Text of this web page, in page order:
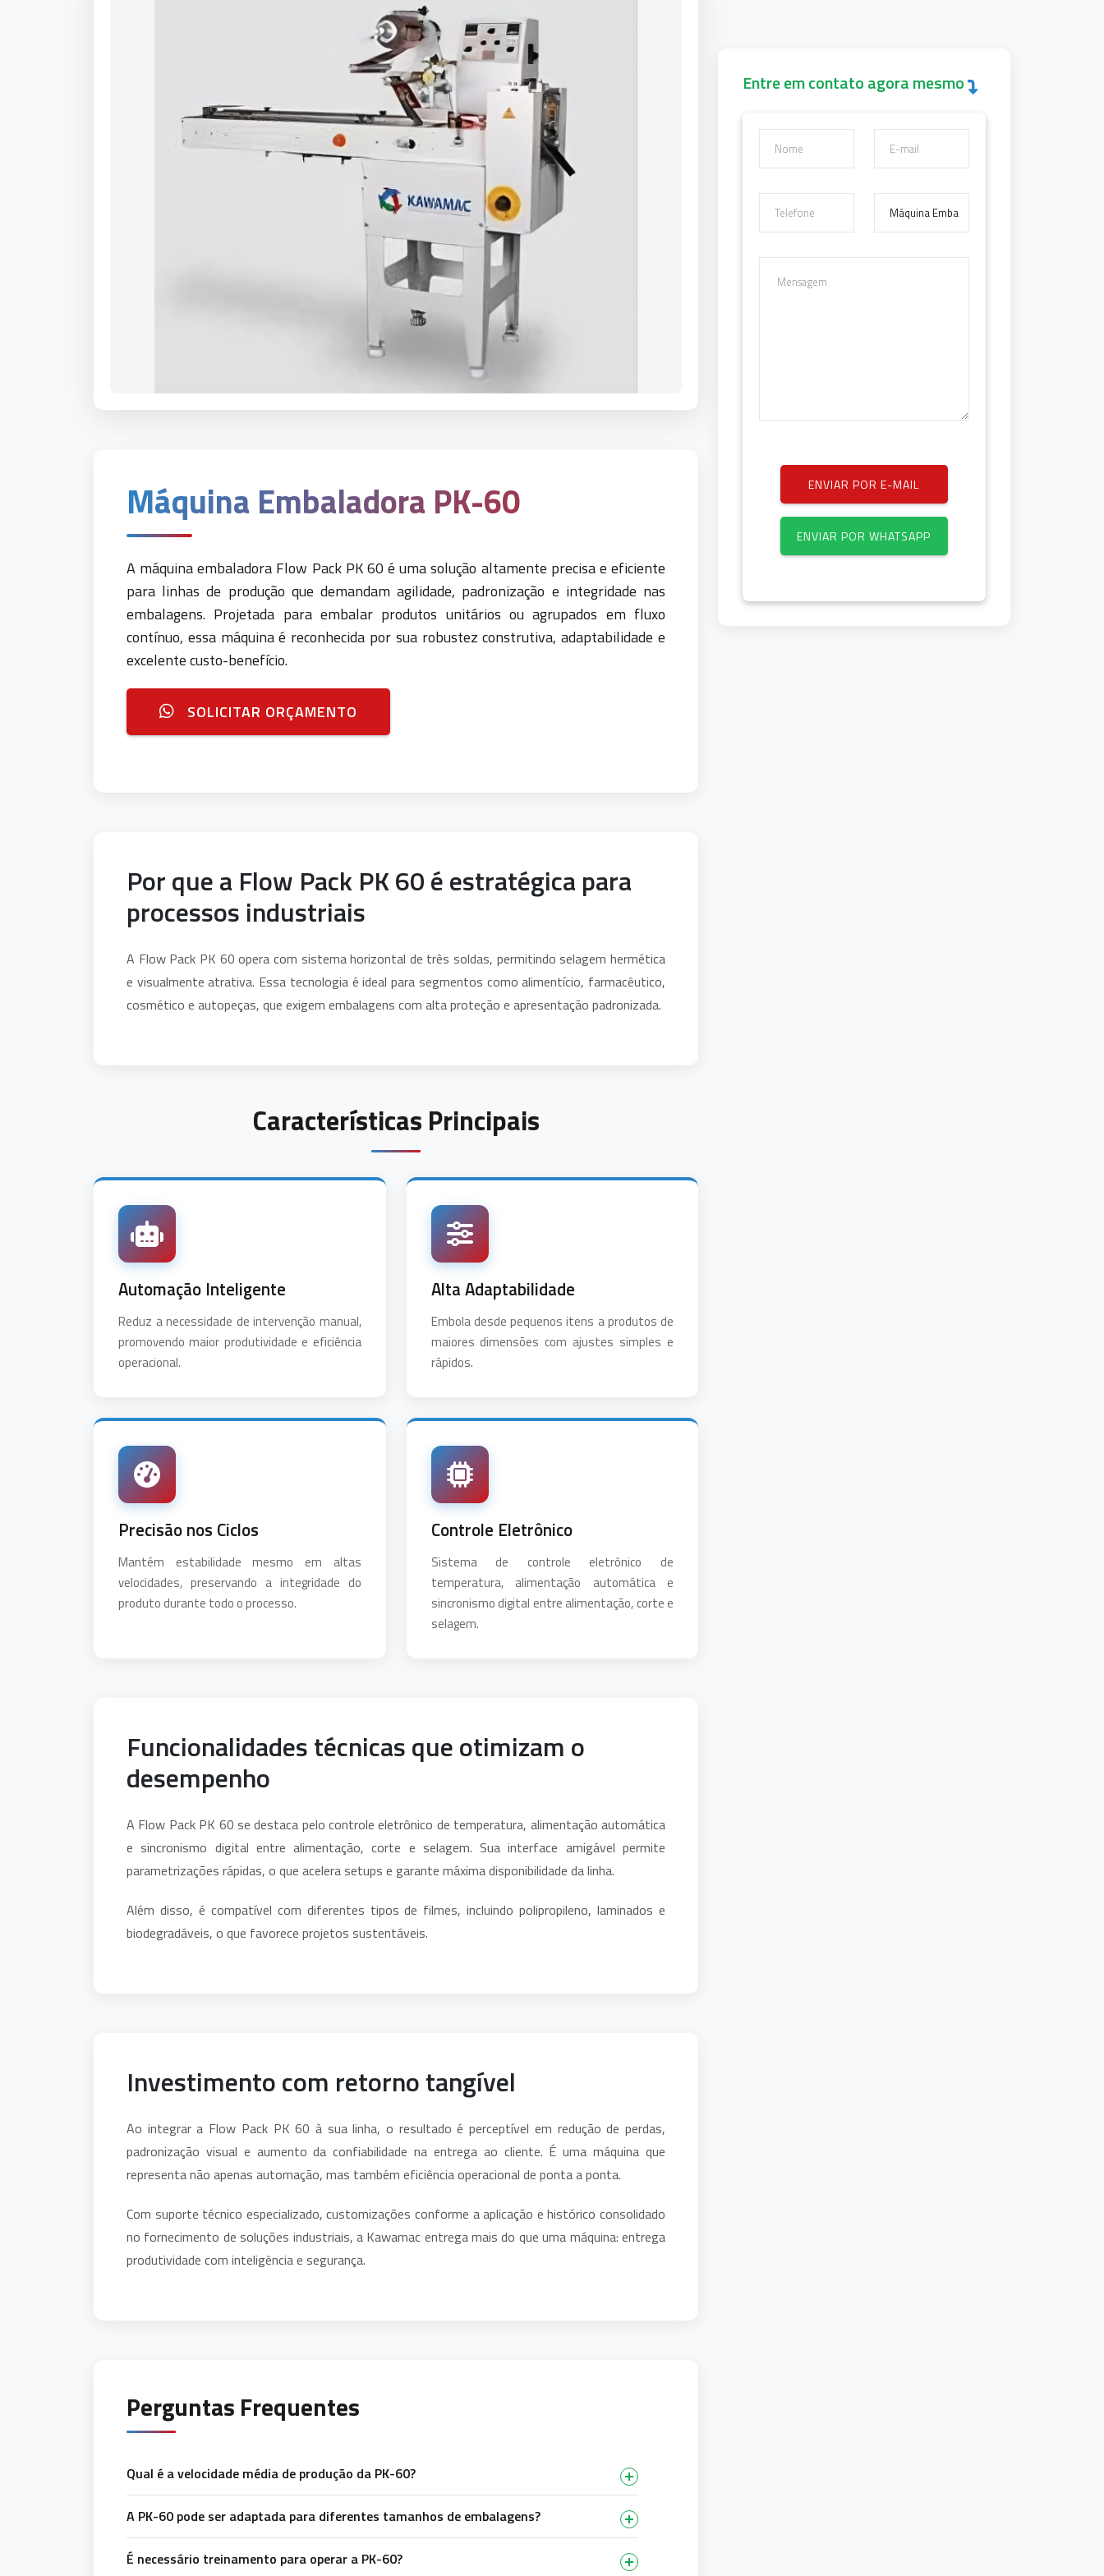
Máquina Embaladora PK-60
A máquina embaladora Flow Pack PK 60 é uma solução altamente precisa e eficiente
para linhas de produção que demandam agilidade, padronização e integridade nas
embalagens. Projetada para embalar produtos unitários ou agrupados em fluxo
contínuo, essa máquina é reconhecida por sua robustez construtiva, adaptabilidade e
excelente custo-benefício.
SOLICITAR ORÇAMENTO
Por que a Flow Pack PK 60 é estratégica para
processos industriais
A Flow Pack PK 60 opera com sistema horizontal de três soldas, permitindo selagem hermética
e visualmente atrativa. Essa tecnologia é ideal para segmentos como alimentício, farmacêutico,
cosmético e autopeças, que exigem embalagens com alta proteção e apresentação padronizada.
Características Principais
Automação Inteligente
Reduz a necessidade de intervenção manual,
promovendo maior produtividade e eficiência
operacional.
Alta Adaptabilidade
Embola desde pequenos itens a produtos de
maiores dimensões com ajustes simples e
rápidos.
Precisão nos Ciclos
Mantém estabilidade mesmo em altas
velocidades, preservando a integridade do
produto durante todo o processo.
Controle Eletrônico
Sistema de controle eletrônico de
temperatura, alimentação automática e
sincronismo digital entre alimentação, corte e
selagem.
Funcionalidades técnicas que otimizam o
desempenho
A Flow Pack PK 60 se destaca pelo controle eletrônico de temperatura, alimentação automática
e sincronismo digital entre alimentação, corte e selagem. Sua interface amigável permite
parametrizações rápidas, o que acelera setups e garante máxima disponibilidade da linha.
Além disso, é compatível com diferentes tipos de filmes, incluindo polipropileno, laminados e
biodegradáveis, o que favorece projetos sustentáveis.
Investimento com retorno tangível
Ao integrar a Flow Pack PK 60 à sua linha, o resultado é perceptível em redução de perdas,
padronização visual e aumento da confiabilidade na entrega ao cliente. É uma máquina que
representa não apenas automação, mas também eficiência operacional de ponta a ponta.
Com suporte técnico especializado, customizações conforme a aplicação e histórico consolidado
no fornecimento de soluções industriais, a Kawamac entrega mais do que uma máquina: entrega
produtividade com inteligência e segurança.
Perguntas Frequentes
Qual é a velocidade média de produção da PK-60?
A PK-60 pode ser adaptada para diferentes tamanhos de embalagens?
É necessário treinamento para operar a PK-60?
Entre em contato agora mesmo
ENVIAR POR E-MAIL
ENVIAR POR WHATSAPP